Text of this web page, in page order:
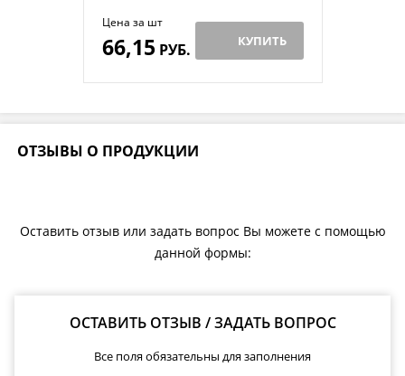
Цена за шт
66,15 РУБ. КУПИТЬ
ОТЗЫВЫ О ПРОДУКЦИИ
Оставить отзыв или задать вопрос Вы можете с помощью
данной формы:
ОСТАВИТЬ ОТЗЫВ / ЗАДАТЬ ВОПРОС
Все поля обязательны для заполнения